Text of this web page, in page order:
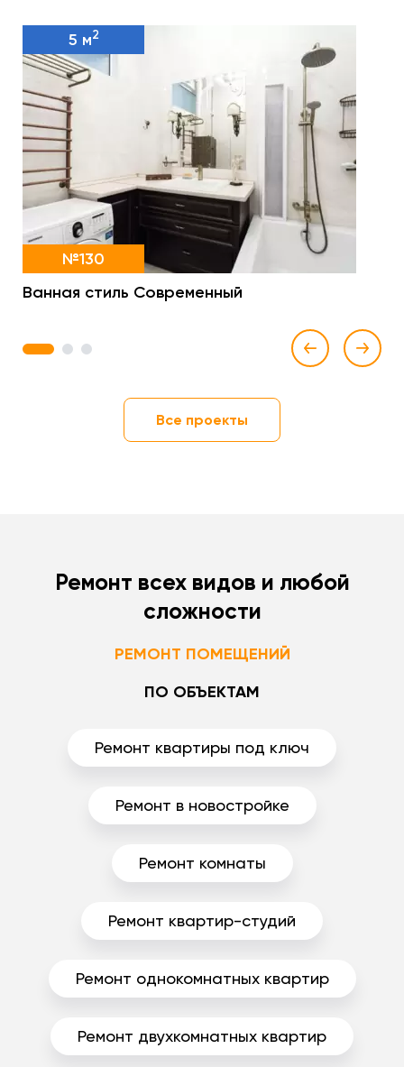
5 м2
№130
Ванная стиль Современный
1 2 3
Все проекты
Ремонт всех видов и любой
сложности
РЕМОНТ ПОМЕЩЕНИЙ
ПО ОБЪЕКТАМ
Ремонт квартиры под ключ
Ремонт в новостройке
Ремонт комнаты
Ремонт квартир-студий
Ремонт однокомнатных квартир
Ремонт двухкомнатных квартир